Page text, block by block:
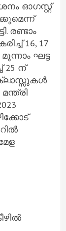
ഓഗസ്റ്റ്
രണ്ടാം
16, 17
ഘട്ട
25 ന്